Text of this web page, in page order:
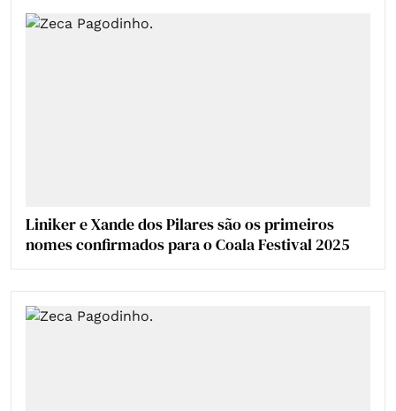
Liniker e Xande dos Pilares são os primeiros
nomes confirmados para o Coala Festival 2025